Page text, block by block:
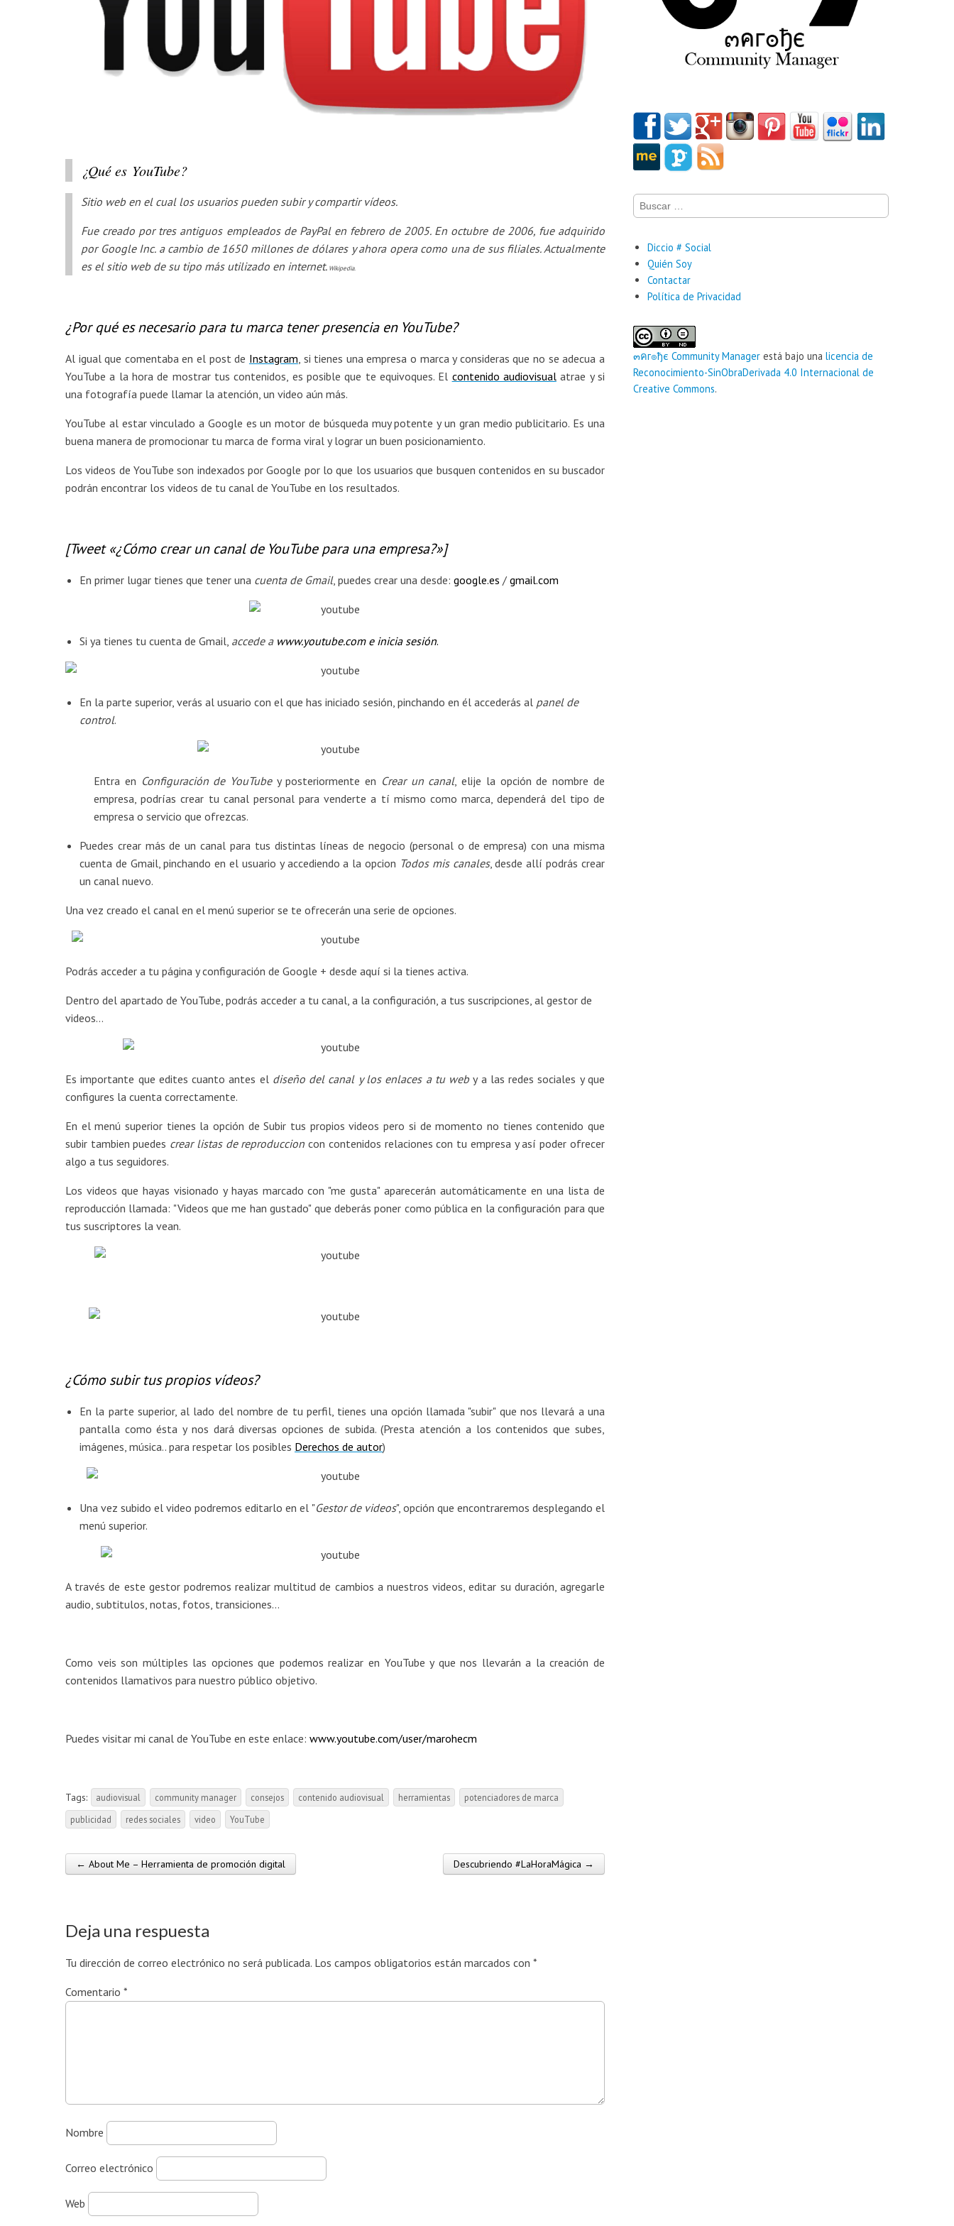
¿Qué es YouTube?
Sitio web en el cual los usuarios pueden subir y compartir vídeos.
Fue creado por tres antiguos empleados de PayPal en febrero de 2005. En octubre de 2006, fue adquirido
por Google Inc. a cambio de 1650 millones de dólares y ahora opera como una de sus filiales. Actualmente
es el sitio web de su tipo más utilizado en internet. Wikipedia.
¿Por qué es necesario para tu marca tener presencia en YouTube?
Al igual que comentaba en el post de Instagram , si tienes una empresa o marca y consideras que no se adecua a
YouTube a la hora de mostrar tus contenidos, es posible que te equivoques. El contenido audiovisualatrae y si
una fotografía puede llamar la atención, un video aún más.
YouTube al estar vinculado a Google es un motor de búsqueda muy potente y un gran medio publicitario. Es una
buena manera de promocionar tu marca de forma viral y lograr un buen posicionamiento.
Los videos de YouTube son indexados por Google por lo que los usuarios que busquen contenidos en su buscador
podrán encontrar los videos de tu canal de YouTube en los resultados.
[Tweet «¿Cómo crear un canal de YouTube para una empresa?»]
En primer lugar tienes que tener una cuenta de Gmail, puedes crear una desde: google.es / gmail.com
Si ya tienes tu cuenta de Gmail, accede a www.youtube.comeinicia sesión.
En la parte superior, verás al usuario con el que has iniciado sesión, pinchando en él accederás al panel de
control. ​
Entra en Configuración de YouTubey posteriormente en Crear un canal, elije la opción de nombre de
empresa, podrías crear tu canal personal para venderte a tí mismo como marca, dependerá del tipo de
empresa o servicio que ofrezcas.
Puedes crear más de un canal para tus distintas líneas de negocio (personal o de empresa) con una misma
cuenta de Gmail, pinchando en el usuario y accediendo a la opcion Todos mis canales, desde allí podrás crear
un canal nuevo.
​Una vez creado el canal en el menú superior se te ofrecerán una serie de opciones.
Podrás acceder a tu página y configuración de Google + desde aquí si la tienes activa.
Dentro del apartado de YouTube, podrás acceder a tu canal, a la configuración, a tus suscripciones, al gestor de
videos…
Es importante que edites cuanto antes el diseño del canal y los enlaces a tu web y a las redes sociales y que
configures la cuenta correctamente.
En el menú superior tienes la opción de Subir tus propios videos pero si de momento no tienes contenido que
subir tambien puedes crear listas de reproduccion con contenidos relaciones con tu empresa y así poder ofrecer
algo a tus seguidores.
Los videos que hayas visionado y hayas marcado con "me gusta" aparecerán automáticamente en una lista de
reproducción llamada: "Videos que me han gustado" que deberás poner como pública en la configuración para que
tus suscriptores la vean.
¿Cómo subir tus propios vídeos?
En la parte superior, al lado del nombre de tu perfil, tienes una opción llamada "subir" que nos llevará a una
pantalla como ésta y nos dará diversas opciones de subida. (Presta atención a los contenidos que subes,
imágenes, música.. para respetar los posibles Derechos de autor)
Una vez subido el video podremos editarlo en el "Gestor de videos", opción que encontraremos desplegando el
menú superior.
A través de este gestor podremos realizar multitud de cambios a nuestros videos, editar su duración, agregarle
audio, subtitulos, notas, fotos, transiciones…
Como veis son múltiples las opciones que podemos realizar en YouTube y que nos llevarán a la creación de
contenidos llamativos para nuestro público objetivo.
Puedes visitar mi canal de YouTube en este enlace: www.youtube.com/user/marohecm
Tags: audiovisual community manager consejos contenido audiovisual herramientas
potenciadores de marca
publicidad
redes sociales video YouTube
Post navigation
← About Me – Herramienta de promoción digital Descubriendo #LaHoraMágica →
Deja una respuesta
Tu dirección de correo electrónico no será publicada. Los campos obligatorios están marcados con *
Comentario *
Nombre
Correo electrónico
Web
Buscar:
Diccio # Social
Quién Soy
Contactar
Política de Privacidad
๓คг๏ђє‏ Community Managerestá bajo una licencia de
Reconocimiento-SinObraDerivada 4.0 Internacional de
Creative Commons.